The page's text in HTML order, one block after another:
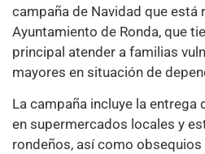
campaña de Navidad que está
Ayuntamiento de Ronda, que
principal atender a familias
mayores en situación de
La campaña incluye la entrega
en supermercados locales y
rondeños, así como